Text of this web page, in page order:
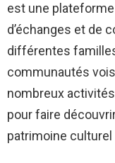
est une
d’échanges et de
différentes
communautés
nombreux
pour faire
patrimoine